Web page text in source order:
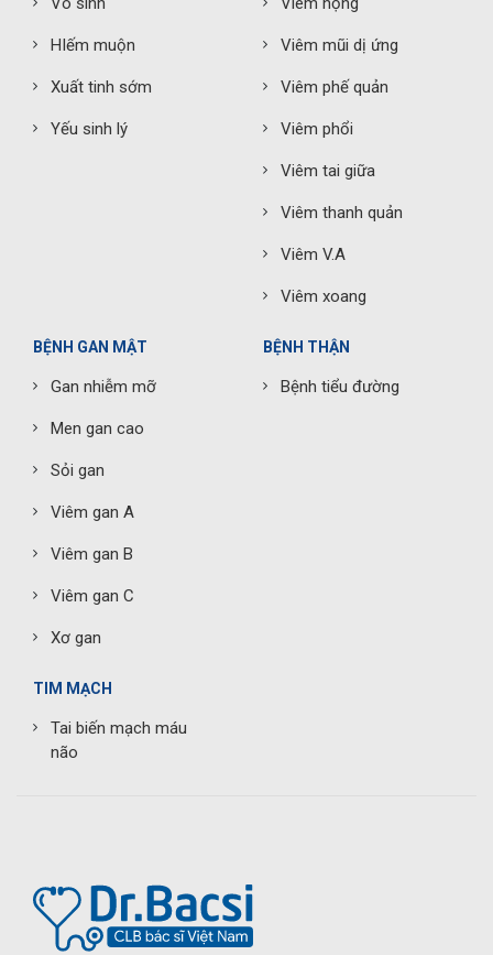
HIếm muộn
Xuất tinh sớm
Yếu sinh lý
Viêm mũi dị ứng
Viêm phế quản
Viêm phổi
Viêm tai giữa
Viêm thanh quản
Viêm V.A
Viêm xoang
BỆNH GAN MẬT
Gan nhiễm mỡ
Men gan cao
Sỏi gan
Viêm gan A
Viêm gan B
Viêm gan C
Xơ gan
BỆNH THẬN
Bệnh tiểu đường
TIM MẠCH
Tai biến mạch máu
não